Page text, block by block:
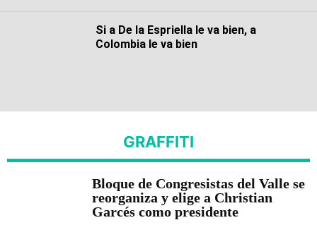
Si a De la Espriella le va bien, a
Colombia le va bien
GRAFFITI
Bloque de Congresistas del Valle se
reorganiza y elige a Christian
Garcés como presidente